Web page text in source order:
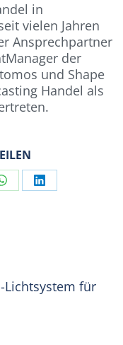
in
vielen Jahren
Ansprechpartner
der
und Shape
Handel als
Share Share
Lichtsystem für